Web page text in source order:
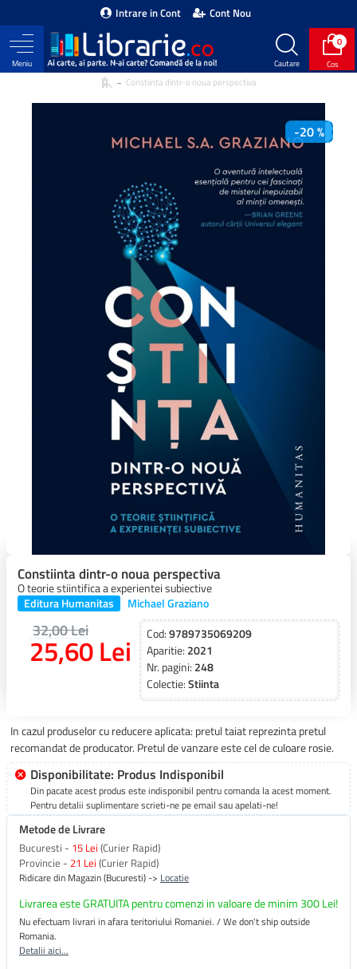
Intrare in Cont Cont Nou
0
Constiinta dintr-o noua perspectiva
-20 %
Constiinta dintr-o noua perspectiva
O teorie stiintifica a experientei subiective
Editura Humanitas
Michael Graziano
25,60 Lei
32,00 Lei Cod:9789735069209
Aparitie: 2021
Nr. pagini: 248
Colectie:Stiinta
Metode de Livrare
Bucuresti - 15 Lei (Curier Rapid)
Provincie - 21 Lei (Curier Rapid)
Ridicare din Magazin (Bucuresti) -> Locatie
Livrarea este GRATUITA pentru comenzi in valoare de minim 300 Lei!
Nu efectuam livrari in afara teritoriului Romaniei. / We don't ship outside
Romania.
Detalii aici...
In cazul produselor cu reducere aplicata: pretul taiat reprezinta pretul
recomandat de producator. Pretul de vanzare este cel de culoare rosie.
Disponibilitate: Produs Indisponibil
Din pacate acest produs este indisponibil pentru comanda la acest moment.
Pentru detalii suplimentare scrieti-ne pe email sau apelati-ne!